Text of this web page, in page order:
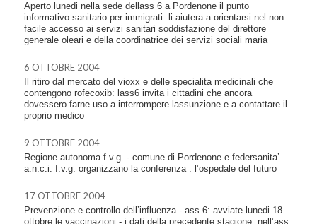
Aperto lunedi nella sede dellass 6 a Pordenone il punto
informativo sanitario per immigrati: li aiutera a orientarsi nel non
facile accesso ai servizi sanitari soddisfazione del direttore
generale oleari e della coordinatrice dei servizi sociali maria
6 OTTOBRE 2004
Il ritiro dal mercato del vioxx e delle specialita medicinali che
contengono rofecoxib: lass6 invita i cittadini che ancora
dovessero farne uso a interrompere lassunzione e a contattare il
proprio medico
9 OTTOBRE 2004
Regione autonoma f.v.g. - comune di Pordenone e federsanita’
a.n.c.i. f.v.g. organizzano la conferenza : l’ospedale del futuro
17 OTTOBRE 2004
Prevenzione e controllo dell’influenza - ass 6: avviate lunedi 18
ottobre le vaccinazioni - i dati della precedente stagione: nell’ass